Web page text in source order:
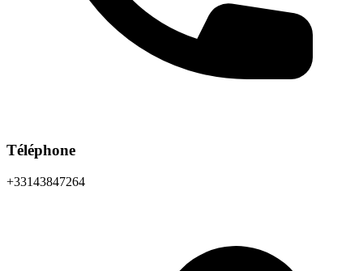
Téléphone
+33143847264